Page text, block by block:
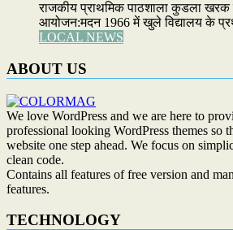
राजकीय प्राथमिक पाठशाला कुडला खरक
आयोजन:मदन 1966 में खुले विद्यालय के
LOCAL NEWS
ABOUT US
We love WordPress and we are here to
professional looking WordPress themes so
website one step ahead. We focus on
clean code.
Contains all features of free version and
features.
TECHNOLOGY